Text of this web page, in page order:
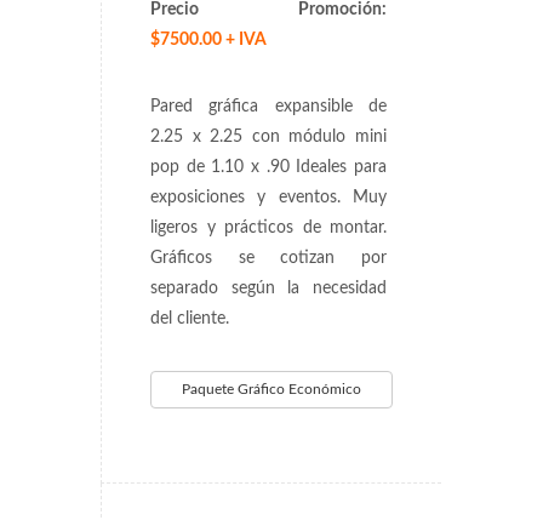
Precio Promoción:
$7500.00 + IVA
Pared gráfica expansible de
2.25 x 2.25 con módulo mini
pop de 1.10 x .90 Ideales para
exposiciones y eventos. Muy
ligeros y prácticos de montar.
Gráficos se cotizan por
separado según la necesidad
del cliente.
Paquete Gráfico Económico